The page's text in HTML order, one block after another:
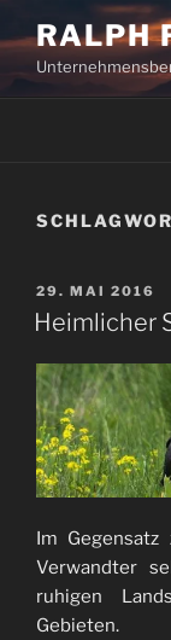
Inhalt
springen
RALPH
AM
29. MAI 2016
Heimlicher
Im
Verwandter
ruhigen
Gebieten.